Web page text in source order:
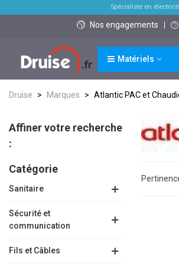
Spécialiste en
Nos engagements
Matériels
Druise > Marques > Atlantic PAC et
Affiner votre recherche
:
Catégorie
Sanitaire
Sécurité et
communication
Fils et Câbles